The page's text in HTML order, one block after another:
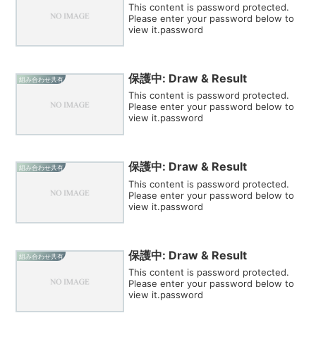
This content is password protected.
Please enter your password below to
view it.password
組み合わせ共有 保護中: Draw & Result
This content is password protected.
Please enter your password below to
view it.password
組み合わせ共有 保護中: Draw & Result
This content is password protected.
Please enter your password below to
view it.password
組み合わせ共有 保護中: Draw & Result
This content is password protected.
Please enter your password below to
view it.password